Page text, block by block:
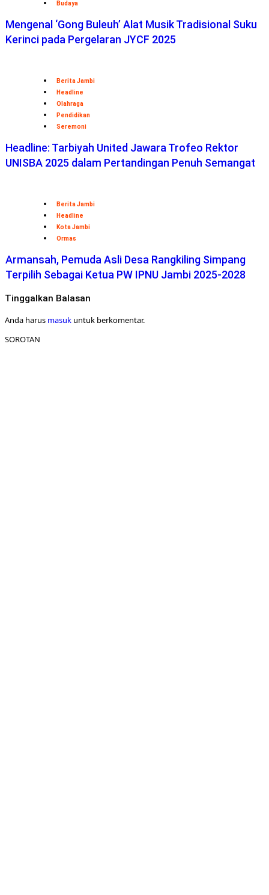
Budaya
Mengenal ‘Gong Buleuh’ Alat Musik Tradisional Suku
Kerinci pada Pergelaran JYCF 2025
Berita Jambi
Headline
Olahraga
Pendidikan
Seremoni
Headline: Tarbiyah United Jawara Trofeo Rektor
UNISBA 2025 dalam Pertandingan Penuh Semangat
Berita Jambi
Headline
Kota Jambi
Ormas
Armansah, Pemuda Asli Desa Rangkiling Simpang
Terpilih Sebagai Ketua PW IPNU Jambi 2025-2028
Tinggalkan Balasan
Anda harus masuk untuk berkomentar.
SOROTAN